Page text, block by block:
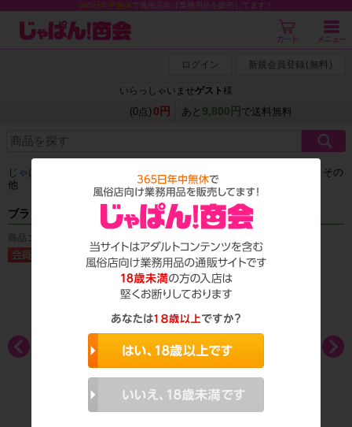
365日年中無休で風俗店向け業務用品を販売してます！
ログイン 新規会員登録 ( 無料 )
いらっしゃいませ ゲスト様
(0点) 0円 あと 9,800円 で送料無料
じゃぱん商会 アダルトグッズ ＞ローター ＞
特殊タイプ・吸引・その
他
ブラックロックKR（カリ集中責め）
商品コード：T_0754